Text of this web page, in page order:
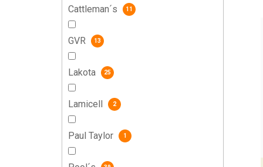
Cattleman´s 11
GVR 13
Lakota 25
Lamicell 2
Paul Taylor 1